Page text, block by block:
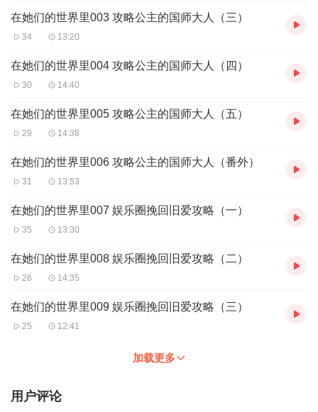
第三步：如果在线客服都未取得联系，也可拨打客服电话：400-
838-5616
在她们的世界里003 攻略公主的国师大人（三）
34 13:20
在她们的世界里004 攻略公主的国师大人（四）
30 14:40
在她们的世界里005 攻略公主的国师大人（五）
29 14:38
在她们的世界里006 攻略公主的国师大人（番外）
31 13:53
在她们的世界里007 娱乐圈挽回旧爱攻略（一）
35 13:30
在她们的世界里008 娱乐圈挽回旧爱攻略（二）
26 14:35
在她们的世界里009 娱乐圈挽回旧爱攻略（三）
25 12:41
加载更多
用户评论